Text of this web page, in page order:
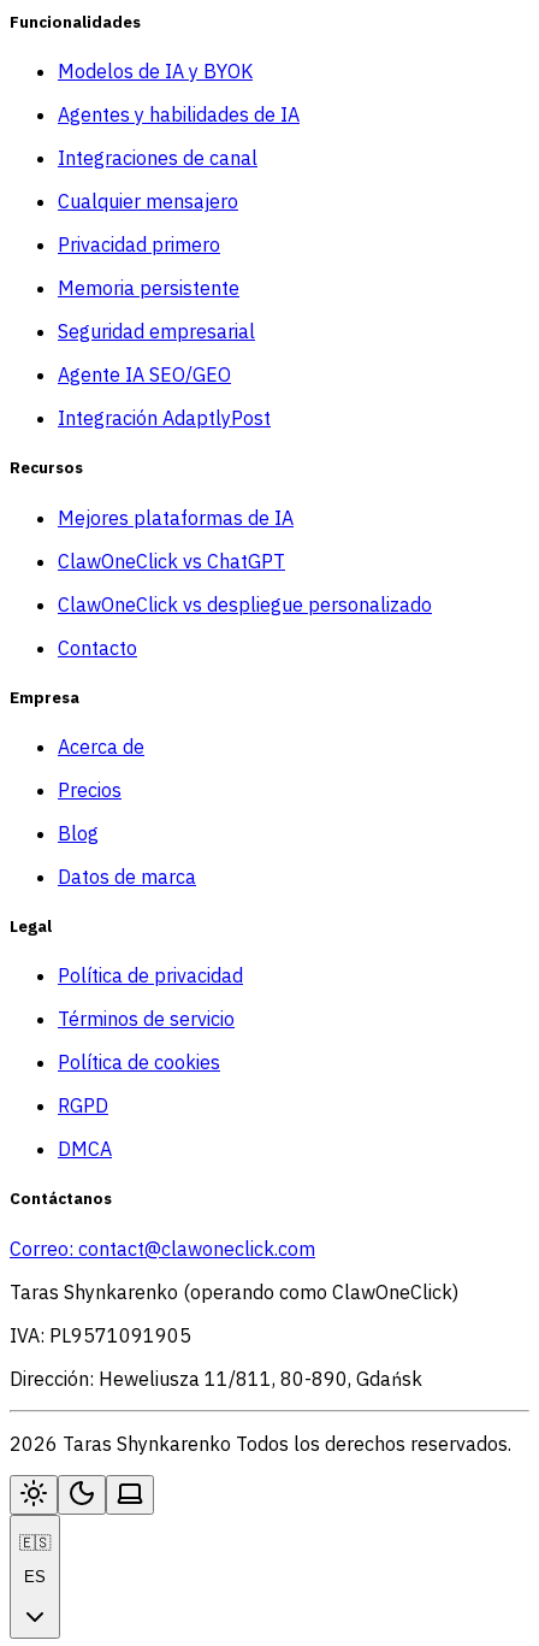
Funcionalidades
Modelos de IA y BYOK
Agentes y habilidades de IA
Integraciones de canal
Cualquier mensajero
Privacidad primero
Memoria persistente
Seguridad empresarial
Agente IA SEO/GEO
Integración AdaptlyPost
Recursos
Mejores plataformas de IA
ClawOneClick vs ChatGPT
ClawOneClick vs despliegue personalizado
Contacto
Empresa
Acerca de
Precios
Blog
Datos de marca
Legal
Política de privacidad
Términos de servicio
Política de cookies
RGPD
DMCA
Contáctanos
Correo: contact@clawoneclick.com
Taras Shynkarenko (operando como ClawOneClick)
IVA: PL9571091905
Dirección: Heweliusza 11/811, 80-890, Gdańsk
2026 Taras Shynkarenko Todos los derechos reservados.
🇪🇸
ES